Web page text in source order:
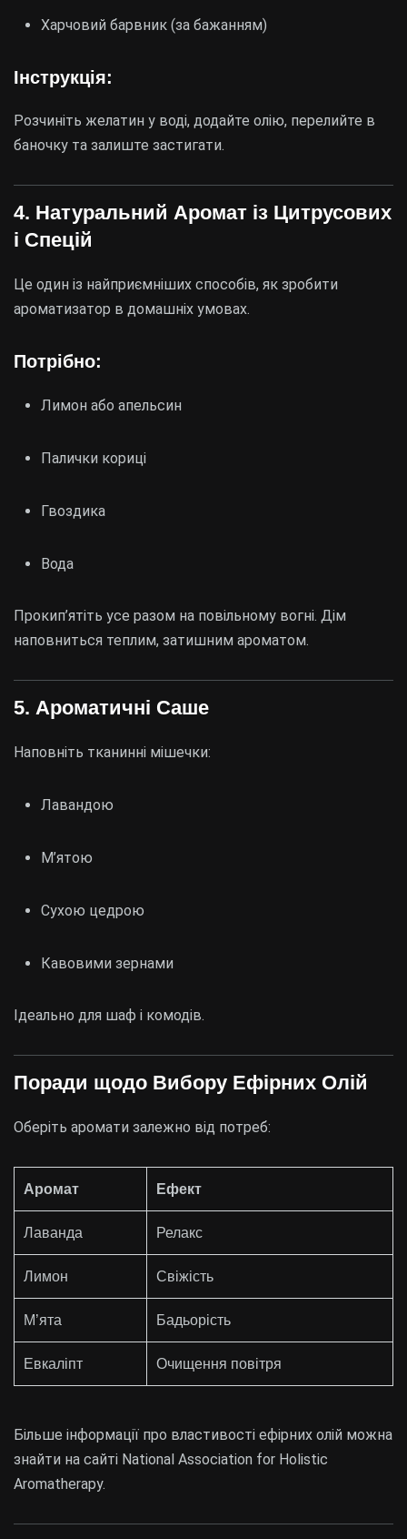
Харчовий барвник (за бажанням)
Інструкція:
Розчиніть желатин у воді, додайте олію, перелийте в
баночку та залиште застигати.
4. Натуральний Аромат із Цитрусових
і Спецій
Це один із найприємніших способів, як зробити
ароматизатор в домашніх умовах.
Потрібно:
Лимон або апельсин
Палички кориці
Гвоздика
Вода
Прокип’ятіть усе разом на повільному вогні. Дім
наповниться теплим, затишним ароматом.
5. Ароматичні Саше
Наповніть тканинні мішечки:
Лавандою
М’ятою
Сухою цедрою
Кавовими зернами
Ідеально для шаф і комодів.
Поради щодо Вибору Ефірних Олій
Оберіть аромати залежно від потреб:
Аромат Ефект
Лаванда Релакс
Лимон Свіжість
М’ята Бадьорість
Евкаліпт Очищення повітря
Більше інформації про властивості ефірних олій можна
знайти на сайті National Association for Holistic
Aromatherapy.